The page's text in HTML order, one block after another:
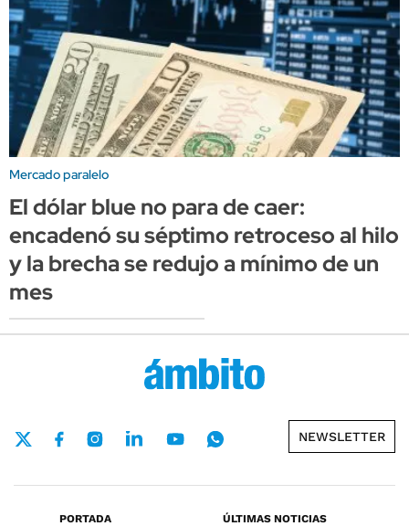
Mercado paralelo
El dólar blue no para de caer:
encadenó su séptimo retroceso al hilo
y la brecha se redujo a mínimo de un
mes
NEWSLETTER
PORTADA
ÚLTIMAS NOTICIAS